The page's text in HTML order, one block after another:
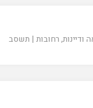
ודיינות, רחובות | תשסב